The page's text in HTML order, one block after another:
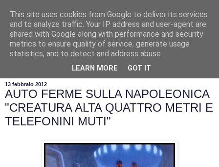
13 febbraio 2012
AUTO FERME SULLA NAPOLEONICA
"CREATURA ALTA QUATTRO METRI E
TELEFONINI MUTI"
This site uses cookies from Google to deliver its services
and to analyze traffic. Your IP address and user-agent are
shared with Google along with performance and security
metrics to ensure quality of service, generate usage
statistics, and to detect and address abuse.
LEARN MORE GOT IT